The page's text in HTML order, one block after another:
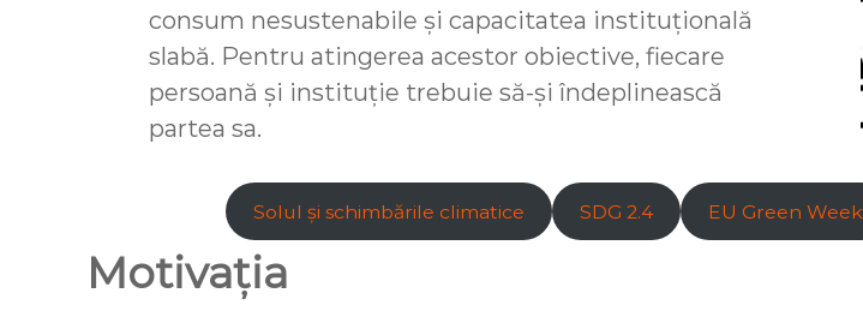
consum nesustenabile și capacitatea instituțională
slabă. Pentru atingerea acestor obiective, fiecare
persoană și instituție trebuie să-și îndeplinească
partea sa.
Solul și schimbările climatice SDG 2.4 EU Green Week
Motivația